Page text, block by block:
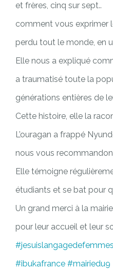
et frères, cinq sur sept..
comment vous exprimer
perdu tout le monde, en
Elle nous a expliqué
a traumatisé toute la
générations entières de
Cette histoire, elle la
L’ouragan a frappé
nous vous
Elle témoigne
étudiants et se bat pour
Un grand merci à la
pour leur accueil et leur
#jesuislangagedefemmes
#ibukafrance #mairiedu9